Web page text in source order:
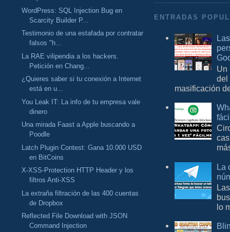
WordPress: SQL Injection Bug en
Scarcity Builder P...
Testimonio de una estafada por contratar
falsos "h...
La RAE vilipendia a los hackers.
Petición en Chang...
¿Quieres saber si tu conexión a Internet
está en u...
You Leak IT: La info de tu empresa vale
dinero
Una mirada Faast a Apple buscando a
Poodle
Latch Plugin Contest: Gana 10.000 USD
en BitCoins
X-XSS-Protection HTTP Header y los
filtros Anti-XSS
La extraña filtración de las 400 cuentas
de Dropbox
Reflected File Download with JSON
Command Injection
ENTRADAS
Un
del
masificación
La
lo